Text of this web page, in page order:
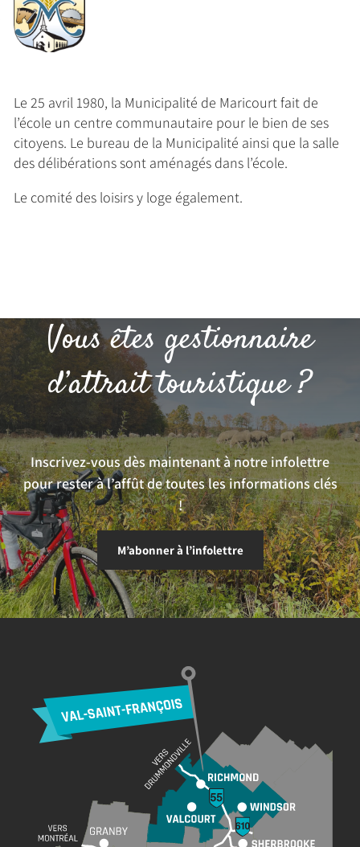
Le 25 avril 1980, la Municipalité de Maricourt fait de
l’école un centre communautaire pour le bien de ses
citoyens. Le bureau de la Municipalité ainsi que la salle
des délibérations sont aménagés dans l’école.
Le comité des loisirs y loge également.
Vous êtes gestionnaire
d’attrait touristique ?
Inscrivez-vous dès maintenant à notre infolettre
pour rester à l’affût de toutes les informations clés
!
M’abonner à l’infolettre